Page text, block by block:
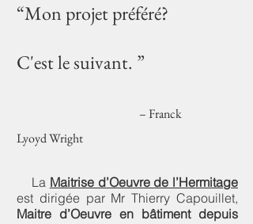
“Mon projet préféré?
C'est le suivant. ”
– Franck
Lyoyd Wright
La Maitrise d’Oeuvre de l’Hermitage
est dirigée par Mr Thierry Capouillet,
Maitre d’Oeuvre en bâtiment depuis